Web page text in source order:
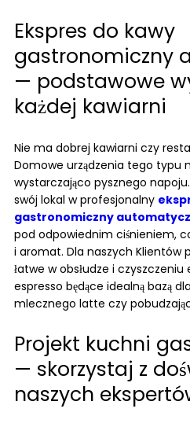
Ekspres do kawy
gastronomiczny
— podstawowe
każdej kawiarni
Nie ma dobrej kawiarni czy
Domowe urządzenia tego typu
wystarczająco pysznego
swój lokal w profesjonalny
gastronomiczny
pod odpowiednim ciśnieniem,
i aromat. Dla naszych Klientów
łatwe w obsłudze i
espresso będące idealną bazą
mlecznego latte czy
Projekt kuchni
— skorzystaj z
naszych